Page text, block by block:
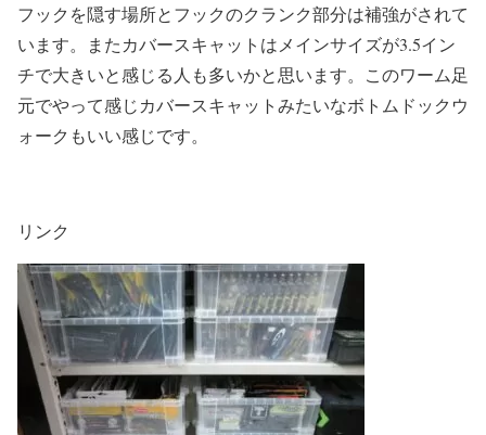
フックを隠す場所とフックのクランク部分は補強がされて
います。またカバースキャットはメインサイズが3.5イン
チで大きいと感じる人も多いかと思います。このワーム足
元でやって感じカバースキャットみたいなボトムドックウ
ォークもいい感じです。
リンク